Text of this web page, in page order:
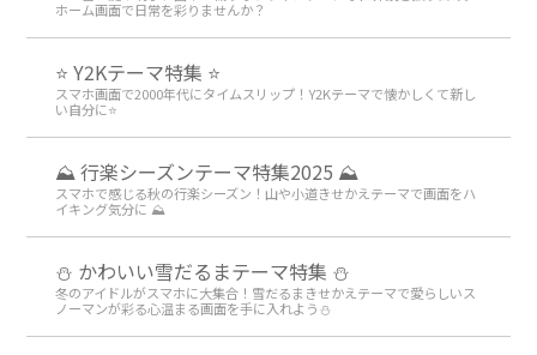
ホーム画面で日常を彩りませんか？
⭐ Y2Kテーマ特集 ⭐
スマホ画面で2000年代にタイムスリップ！Y2Kテーマで懐かしくて新し
い自分に⭐
⛰ 行楽シーズンテーマ特集2025 ⛰
スマホで感じる秋の行楽シーズン！山や小道きせかえテーマで画面をハ
イキング気分に ⛰
⛄️ かわいい雪だるまテーマ特集️ ⛄️
冬のアイドルがスマホに大集合！雪だるまきせかえテーマで愛らしいス
ノーマンが彩る心温まる画面を手に入れよう️⛄️